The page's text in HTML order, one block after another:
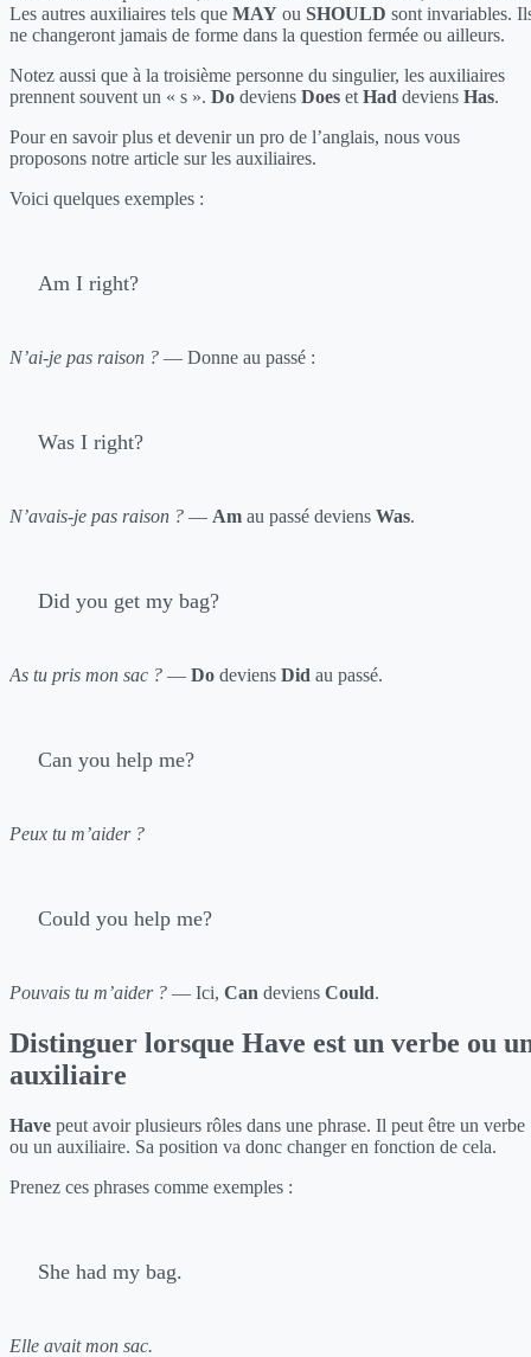
Les autres auxiliaires tels que MAY ou SHOULD sont invariables.
ne changeront jamais de forme dans la question fermée ou ailleurs.
Notez aussi que à la troisième personne du singulier, les auxiliaires
prennent souvent un « s ». Do deviens Does et Had deviens Has.
Pour en savoir plus et devenir un pro de l’anglais, nous vous
proposons notre article sur les auxiliaires.
Voici quelques exemples :
Am I right?
N’ai-je pas raison ? — Donne au passé :
Was I right?
N’avais-je pas raison ? — Am au passé deviens Was.
Did you get my bag?
As tu pris mon sac ? — Do deviens Did au passé.
Can you help me?
Peux tu m’aider ?
Could you help me?
Pouvais tu m’aider ? — Ici, Can deviens Could.
Distinguer lorsque Have est un verbe ou
auxiliaire
Have peut avoir plusieurs rôles dans une phrase. Il peut être un verbe
ou un auxiliaire. Sa position va donc changer en fonction de cela.
Prenez ces phrases comme exemples :
She had my bag.
Elle avait mon sac.